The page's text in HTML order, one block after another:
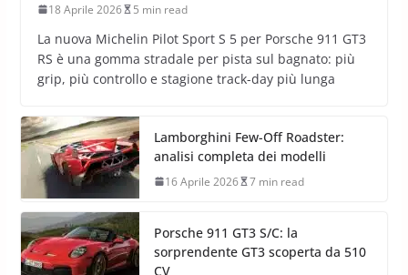
18 Aprile 2026 5 min read
La nuova Michelin Pilot Sport S 5 per Porsche 911 GT3
RS è una gomma stradale per pista sul bagnato: più
grip, più controllo e stagione track-day più lunga
Lamborghini Few-Off Roadster:
analisi completa dei modelli
16 Aprile 2026 7 min read
Porsche 911 GT3 S/C: la
sorprendente GT3 scoperta da 510
CV